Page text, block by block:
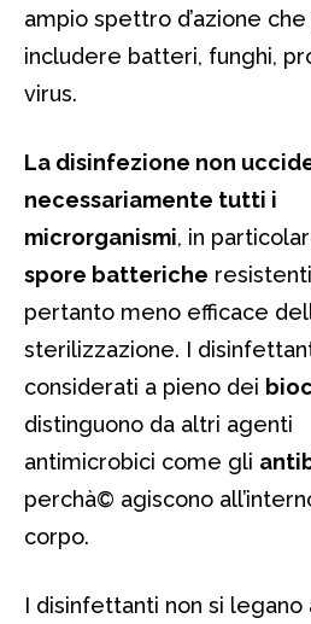
ampio spettro d’azione
includere batteri, funghi,
virus.
La disinfezione non
necessariamente tutti i
microrganismi, in
spore batteriche
pertanto meno efficace
sterilizzazione. I
considerati a pieno dei
distinguono da altri agenti
antimicrobici come gli
perchà© agiscono
corpo.
I disinfettanti non si legano